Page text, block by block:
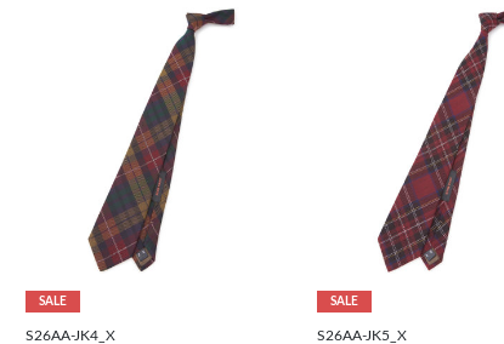
SALE
S26AA-JK4_X
SALE
S26AA-JK5_X